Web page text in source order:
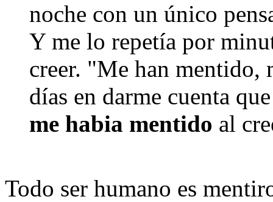
noche con un único
Y me lo repetía por
creer. "Me han mentido,
días en darme cuenta
me habia mentido al
Todo ser humano es